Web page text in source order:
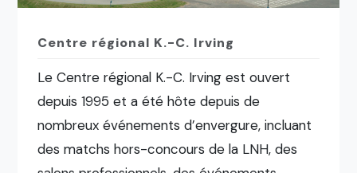
Centre régional K.-C. Irving
Le Centre régional K.-C. Irving est ouvert
depuis 1995 et a été hôte depuis de
nombreux événements d’envergure, incluant
des matchs hors-concours de la LNH, des